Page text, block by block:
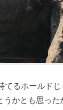
てるホールドじ
うかとも思っ